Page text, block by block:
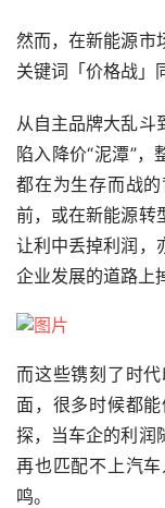
然而，在新能源市
关键词「价格战」
从自主品牌大乱斗
陷入降价“泥潭”，
都在为生存而战
前，或在新能源转
让利中丢掉利润，
企业发展的道路上
而这些镌刻了时
面，很多时候都
探，当车企的利润
再也匹配不上汽
鸣。